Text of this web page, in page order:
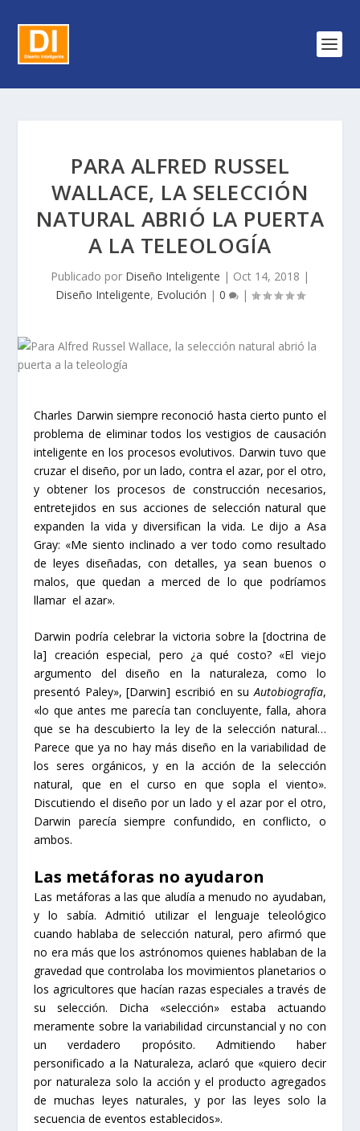
PARA ALFRED RUSSEL
WALLACE, LA SELECCIÓN
NATURAL ABRIÓ LA PUERTA
A LA TELEOLOGÍA
Publicado por Diseño Inteligente | Oct 14, 2018 |
Diseño Inteligente, Evolución | 0 |
Charles Darwin siempre reconoció hasta cierto punto el
problema de eliminar todos los vestigios de causación
inteligente en los procesos evolutivos. Darwin tuvo que
cruzar el diseño, por un lado, contra el azar, por el otro,
y obtener los procesos de construcción necesarios,
entretejidos en sus acciones de selección natural que
expanden la vida y diversifican la vida. Le dijo a Asa
Gray: «Me siento inclinado a ver todo como resultado
de leyes diseñadas, con detalles, ya sean buenos o
malos, que quedan a merced de lo que podríamos
llamar el azar».
Darwin podría celebrar la victoria sobre la [doctrina de
la] creación especial, pero ¿a qué costo? «El viejo
argumento del diseño en la naturaleza, como lo
presentó Paley», [Darwin] escribió en suAutobiografía,
«lo que antes me parecía tan concluyente, falla, ahora
que se ha descubierto la ley de la selección natural…
Parece que ya no hay más diseño en la variabilidad de
los seres orgánicos, y en la acción de la selección
natural, que en el curso en que sopla el viento».
Discutiendo el diseño por un lado y el azar por el otro,
Darwin parecía siempre confundido, en conflicto, o
ambos.
Las metáforas no ayudaron
Las metáforas a las que aludía a menudo no ayudaban,
y lo sabía. Admitió utilizar el lenguaje teleológico
cuando hablaba de selección natural, pero afirmó que
no era más que los astrónomos quienes hablaban de la
gravedad que controlaba los movimientos planetarios o
los agricultores que hacían razas especiales a través de
su selección. Dicha «selección» estaba actuando
meramente sobre la variabilidad circunstancial y no con
un verdadero propósito. Admitiendo haber
personificado a la Naturaleza, aclaró que «quiero decir
por naturaleza solo la acción y el producto agregados
de muchas leyes naturales, y por las leyes solo la
secuencia de eventos establecidos».